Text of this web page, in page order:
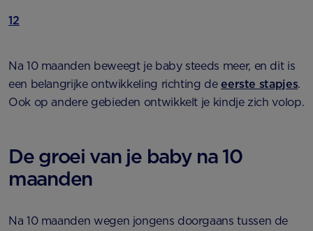
12
Na 10 maanden beweegt je baby steeds meer, en dit is
een belangrijke ontwikkeling richting deeerste stapjes.
Ook op andere gebieden ontwikkelt je kindje zich volop.
De groei van je baby na 10
maanden
Na 10 maanden wegen jongens doorgaans tussen de